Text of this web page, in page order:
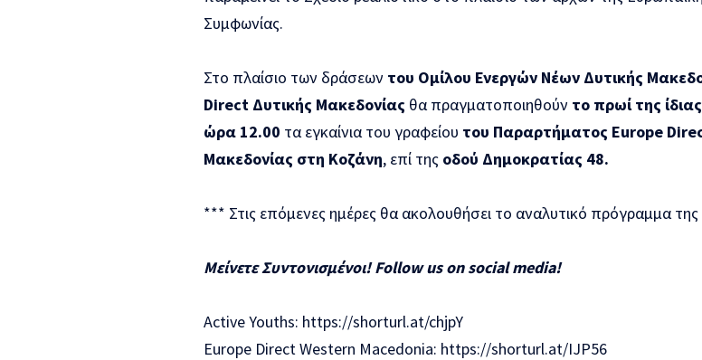
Συμφωνίας.
Στο πλαίσιο των δράσεων του Ομίλου Ενεργών Νέων Δυτικής
Direct Δυτικής Μακεδονίας θα πραγματοποιηθούν το πρωί της
ώρα 12.00 τα εγκαίνια του γραφείου του Παραρτήματος Europe
Μακεδονίας στη Κοζάνη, επί της οδού Δημοκρατίας 48.
*** Στις επόμενες ημέρες θα ακολουθήσει το αναλυτικό πρόγραμμα
ΜείνετεΣυντονισμένοι! Follow us on social media!
Active Youths: https://shorturl.at/chjpY
Europe Direct Western Macedonia: https://shorturl.at/IJP56